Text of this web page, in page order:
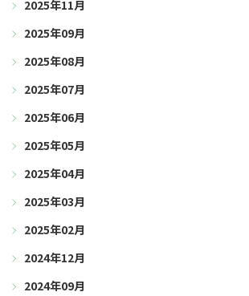
2025年11月
2025年09月
2025年08月
2025年07月
2025年06月
2025年05月
2025年04月
2025年03月
2025年02月
2024年12月
2024年09月